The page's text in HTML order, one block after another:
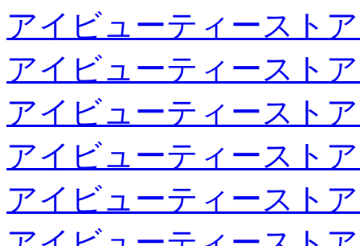
アイビューティースト
アイビューティースト
アイビューティースト
アイビューティースト
アイビューティースト